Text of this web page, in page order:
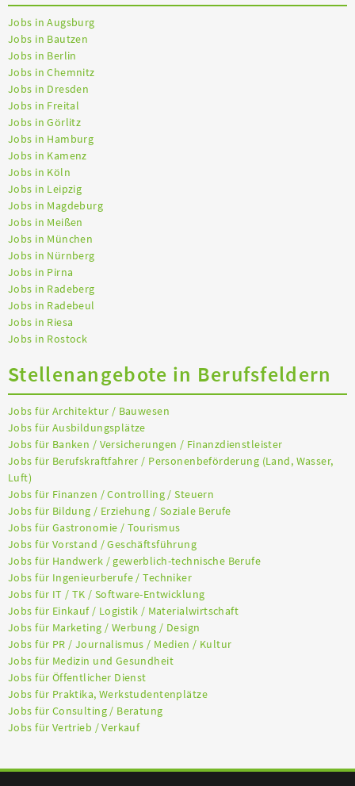
Jobs in Augsburg
Jobs in Bautzen
Jobs in Berlin
Jobs in Chemnitz
Jobs in Dresden
Jobs in Freital
Jobs in Görlitz
Jobs in Hamburg
Jobs in Kamenz
Jobs in Köln
Jobs in Leipzig
Jobs in Magdeburg
Jobs in Meißen
Jobs in München
Jobs in Nürnberg
Jobs in Pirna
Jobs in Radeberg
Jobs in Radebeul
Jobs in Riesa
Jobs in Rostock
Stellenangebote in Berufsfeldern
Jobs für Architektur / Bauwesen
Jobs für Ausbildungsplätze
Jobs für Banken / Versicherungen / Finanzdienstleister
Jobs für Berufskraftfahrer / Personenbeförderung (Land, Wasser,
Luft)
Jobs für Finanzen / Controlling / Steuern
Jobs für Bildung / Erziehung / Soziale Berufe
Jobs für Gastronomie / Tourismus
Jobs für Vorstand / Geschäftsführung
Jobs für Handwerk / gewerblich-technische Berufe
Jobs für Ingenieurberufe / Techniker
Jobs für IT / TK / Software-Entwicklung
Jobs für Einkauf / Logistik / Materialwirtschaft
Jobs für Marketing / Werbung / Design
Jobs für PR / Journalismus / Medien / Kultur
Jobs für Medizin und Gesundheit
Jobs für Öffentlicher Dienst
Jobs für Praktika, Werkstudentenplätze
Jobs für Consulting / Beratung
Jobs für Vertrieb / Verkauf